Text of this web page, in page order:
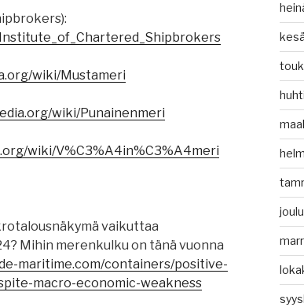
wiki/Mustameri
wiki/Punainenmeri
wiki/V%C3%A4in%C3%A4meri
vaikuttaa
Mihin merenkulku on tänä vuonna
maritime.com/containers/positive-
macro-economic-weakness